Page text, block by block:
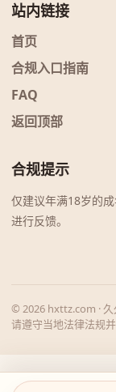
站内链接
首页
合规入口指南
FAQ
返回顶部
合规提示
仅建议年满18岁的
进行反馈。
© 2026 hxttz.com ·
请遵守当地法律法规